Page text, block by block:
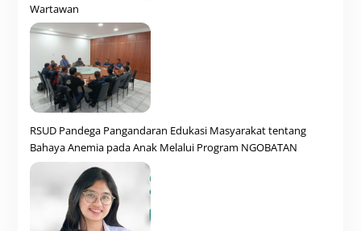
Wartawan
RSUD Pandega Pangandaran Edukasi Masyarakat tentang
Bahaya Anemia pada Anak Melalui Program NGOBATAN